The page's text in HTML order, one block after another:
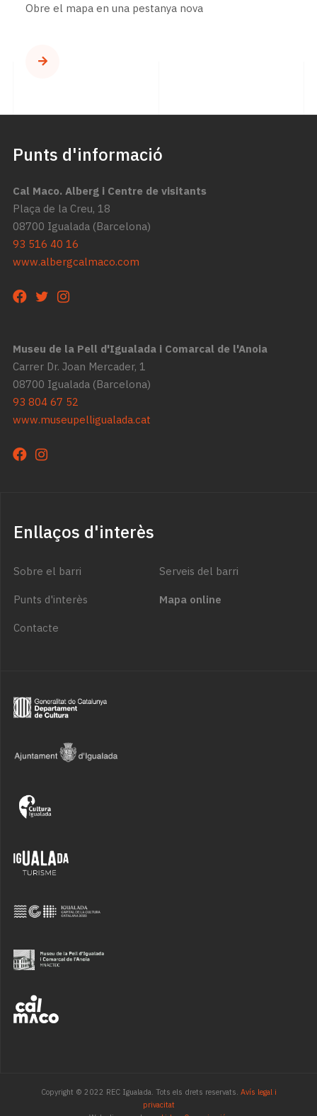
Obre el mapa en una pestanya nova
Punts d'informació
Cal Maco. Alberg i Centre de visitants
Plaça de la Creu, 18
08700 Igualada (Barcelona)
93 516 40 16
www.albergcalmaco.com
Museu de la Pell d'Igualada i Comarcal de l'Anoia
Carrer Dr. Joan Mercader, 1
08700 Igualada (Barcelona)
93 804 67 52
www.museupelligualada.cat
Enllaços d'interès
Sobre el barri
Serveis del barri
Punts d'interès
Mapa online
Contacte
Copyright © 2022 REC Igualada. Tots els drets reservats. Avís legal i
privacitat